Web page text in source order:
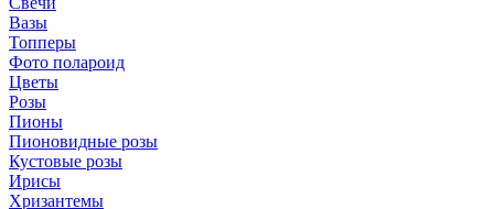
Вазы
Топперы
Фото полароид
Цветы
Розы
Пионы
Пионовидные розы
Кустовые розы
Ирисы
Хризантемы